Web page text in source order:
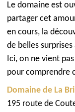
Le domaine est
partager cet
en cours, la
de belles surprises
Ici, on ne vient
pour comprendre
Domaine de La
195 route de